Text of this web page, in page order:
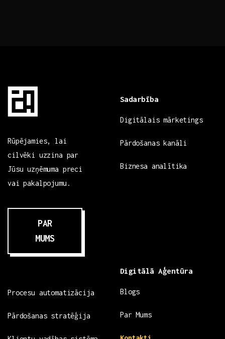
Rūpējamies, lai
cilvēki uzzina par
Jūsu uzņēmuma preci
vai pakalpojumu.
PAR
MUMS
Sadarbība
Digitālais mārketings
Pārdošanas kanāli
Biznesa analītika
Procesu automatizācija
Pārdošanas stratēģija
Digitālā Aģentūra
Blogs
Par Mums